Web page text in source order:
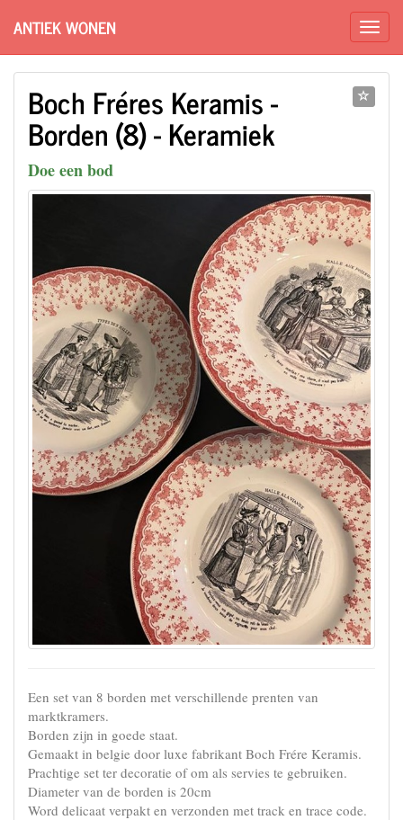
ANTIEK WONEN
Boch Fréres Keramis -
Borden (8) - Keramiek
Doe een bod
Een set van 8 borden met verschillende prenten van
marktkramers.
Borden zijn in goede staat.
Gemaakt in belgie door luxe fabrikant Boch Frére Keramis.
Prachtige set ter decoratie of om als servies te gebruiken.
Diameter van de borden is 20cm
Word delicaat verpakt en verzonden met track en trace code.